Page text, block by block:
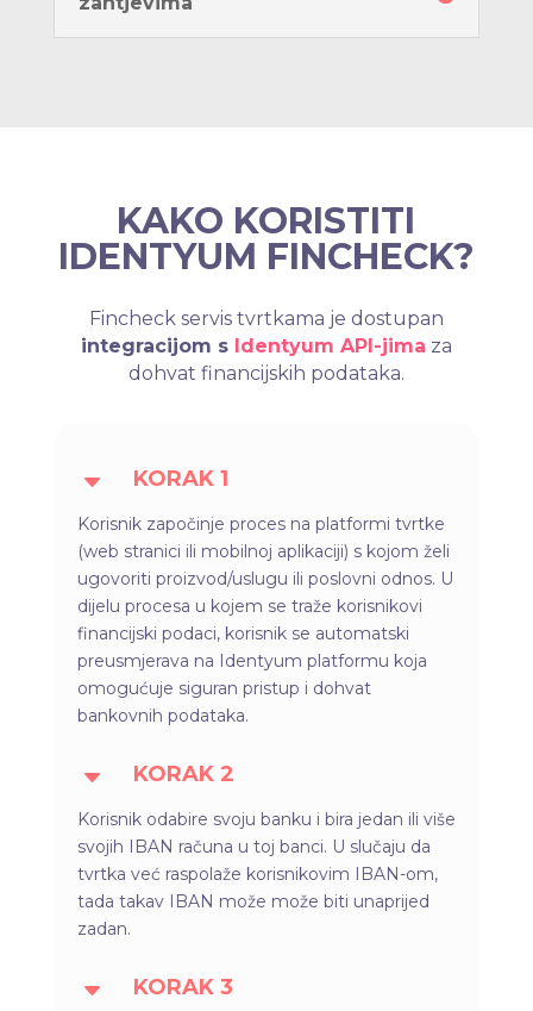
KAKO KORISTITI
IDENTYUM FINCHECK?
Fincheck servis tvrtkama je dostupan
integracijom s Identyum API-jima za
dohvat financijskih podataka.
C KORAK 1
Korisnik započinje proces na platformi tvrtke
(web stranici ili mobilnoj aplikaciji) s kojom želi
ugovoriti proizvod/uslugu ili poslovni odnos. U
dijelu procesa u kojem se traže korisnikovi
financijski podaci, korisnik se automatski
preusmjerava na Identyum platformu koja
omogućuje siguran pristup i dohvat
bankovnih podataka.
C KORAK 2
Korisnik odabire svoju banku i bira jedan ili više
svojih IBAN računa u toj banci. U slučaju da
tvrtka već raspolaže korisnikovim IBAN-om,
tada takav IBAN može može biti unaprijed
zadan.
C KORAK 3